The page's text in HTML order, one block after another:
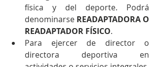
física y del deporte. Podrá
denominarse READAPTADORA O
READAPTADOR FÍSICO.
Para ejercer de director o
directora deportiva en